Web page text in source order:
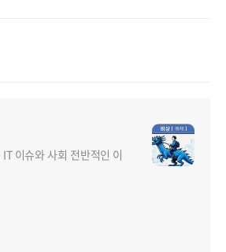
이슈와 사회 전반적인 이